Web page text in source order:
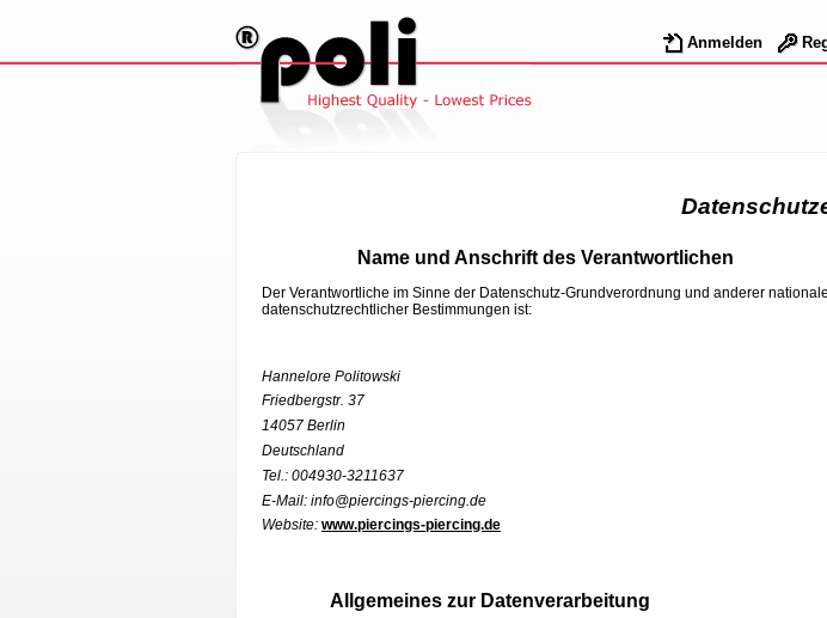
Anmelden
Name und Anschrift des Verantwortlichen
Der Verantwortliche im Sinne der Datenschutz-Grundverordnung und anderer
datenschutzrechtlicher Bestimmungen ist:
Hannelore Politowski
Friedbergstr. 37
14057 Berlin
Deutschland
Tel.: 004930-3211637
E-Mail: info@piercings-piercing.de
Website: www.piercings-piercing.de
Allgemeines zur Datenverarbeitung